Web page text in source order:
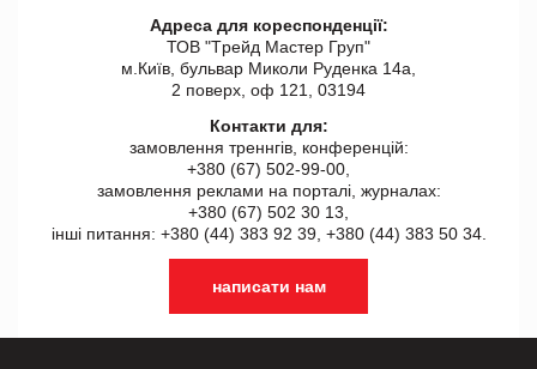
Адреса для кореспонденції:
ТОВ "Tрейд Мастер Груп"
м.Київ, бульвар Миколи Руденка 14а,
2 поверх, оф 121, 03194
Контакти для:
замовлення треннгів, конференцій:
+380 (67) 502-99-00,
замовлення реклами на порталі, журналах:
+380 (67) 502 30 13,
інші питання: +380 (44) 383 92 39, +380 (44) 383 50 34.
написати нам